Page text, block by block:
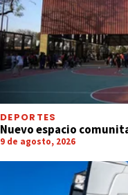
DEPORTES
Nuevo espacio
9 de agosto, 2026